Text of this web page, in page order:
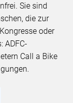
Sie sind
die zur
oder
ADFC-
Call a Bike